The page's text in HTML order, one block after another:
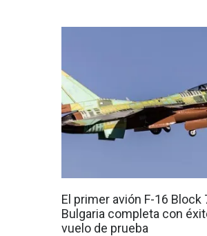
El primer avión F-16 Block
Bulgaria completa con
vuelo de prueba